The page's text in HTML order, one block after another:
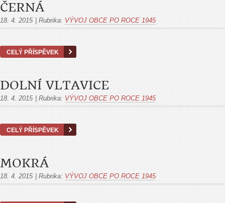
ČERNÁ
18. 4. 2015 Rubrika: VÝVOJ OBCE PO ROCE 1945
CELÝ PŘÍSPĚVEK
DOLNÍ VLTAVICE
18. 4. 2015 Rubrika: VÝVOJ OBCE PO ROCE 1945
CELÝ PŘÍSPĚVEK
MOKRÁ
18. 4. 2015 Rubrika: VÝVOJ OBCE PO ROCE 1945